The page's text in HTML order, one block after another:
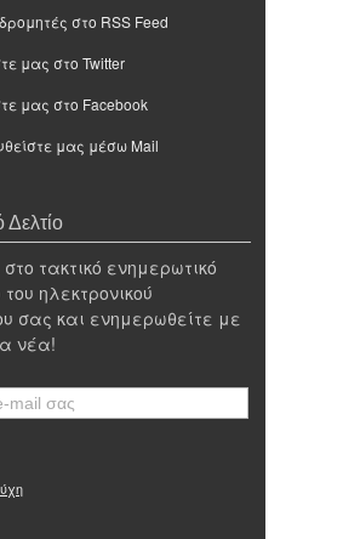
στο RSS Feed
μας στο Twitter
μας στο Facebook
μας μέσω Mail
Δελτίο
τακτικό ενημερωτικό
ηλεκτρονικού
σας και ενημερωθείτε με
νέα!